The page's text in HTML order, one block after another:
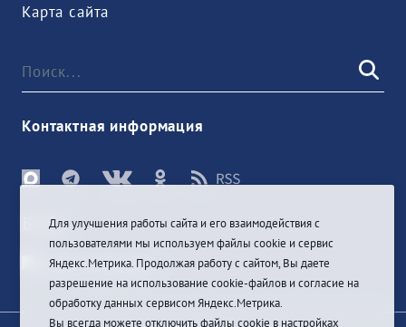
Карта сайта
Контактная информация
ВойтиДля улучшения работы сайта и его взаимодействия с
пользователями мы используем файлы cookie и сервис
Яндекс.Метрика. Продолжая работу с сайтом, Вы даете
разрешение на использование cookie-файлов и согласие на
обработку данных сервисом Яндекс.Метрика.
Вы всегда можете отключить файлы cookie в настройках